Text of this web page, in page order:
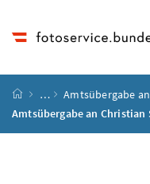
Startseite
…
Amtsübergabe
Amtsübergabe an Christian